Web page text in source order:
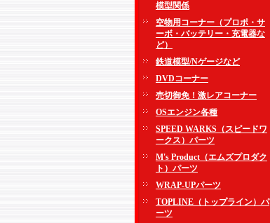
模型関係
空物用コーナー（プロポ・サ
ーボ・バッテリー・充電器な
ど）
鉄道模型/Nゲージなど
DVDコーナー
売切御免！激レアコーナー
OSエンジン各種
SPEED WARKS（スピードワ
ークス）パーツ
M's Product（エムズプロダク
ト）パーツ
WRAP-UPパーツ
TOPLINE（トップライン）パ
ーツ